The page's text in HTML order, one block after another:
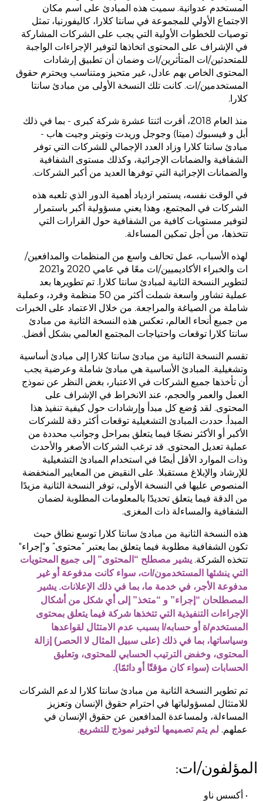
Clara
Principles
Open
Letter
Mark
Zuckerberg
المستخدم عدوانية. سميت هذه المبادئ على اسم مكان
الاجتماع الأولي للمجموعة في سانتا كلارا، كاليفورنيا، تمثل
توصيات للخطوات الأولية التي يجب على الشركات المشاركة
في الإشراف على المحتوى اتخاذها لتوفير الإجراءات الواجبة
للمتحدثين/ات المتأثرين/ات وضمان أن تطبيق إرشادات
المحتوى الخاص بهم عادل، غير متحيز ومتناسب ويحترم حقوق
المستخدمين/ات. كانت تلك النسخة الأولى من مبادئ سانتا
كلارا.
منذ العام 2018، أقرت اثنتا عشرة شركة كبرى - بما في ذلك
أبل و فيسبوك (ميتا) وجوجل وريدت وتويتر وجيت هاب -
مبادئ سانتا كلارا وزاد العدد الإجمالي للشركات التي توفر
الشفافية والضمانات الإجرائية، وكذلك مستوى الشفافية
والضمانات الإجرائية التي توفرها العديد من أكبر الشركات.
في الوقت نفسه، يستمر ازدياد أهمية الدور الذي تلعبه هذه
الشركات في المجتمع، وهذا يعني مسؤولية أكبر باستمرار
لتوفير مستويات كافية من الشفافية حول القرارات التي
تتخذها، من أجل تمكين المساءلة.
لهذه الأسباب، عمل تحالف واسع من المنظمات والمدافعين/
ات والخبراء الأكاديميين/ات معًا في عامي 2020 و2021
لتطوير النسخة الثانية لمبادئ سانتا كلارا. تم تطويرها بعد
عملية تشاور واسعة شملت أكثر من 50 منظمة وفرد، وعملية
شاملة من الصياغة والمراجعة. من خلال الاعتماد على الخبرات
من جميع أنحاء العالم، تعكس هذه النسخة الثانية من مبادئ
سانتا كلارا توقعات واحتياجات المجتمع العالمي بشكل أفضل.
تقسم النسخة الثانية من مبادئ سانتا كلارا إلى مبادئ أساسية
وتشغيلية. المبادئ الأساسية هي مبادئ شاملة وعرضية يجب
أن تأخذها جميع الشركات في الاعتبار، بغض النظر عن نموذج
العمل والعمر والحجم، عند الانخراط في الإشراف على
المحتوى. لقد وُضع كل مبدأ وإرشادات حول كيفية تنفيذ هذا
المبدأ. حددت المبادئ التشغيلية توقعات أكثر دقة للشركات
الأكبر أو الأكثر نضجًا فيما يتعلق بمراحل وجوانب محددة من
عملية تعديل المحتوى. قد ترغب الشركات الأصغر والأحدث
وذات الموارد الأقل أيضًا في استخدام المبادئ التشغيلية
للإرشاد والإبلاغ مستقبلا. على النقيض من المعايير المنخفضة
المنصوص عليها في النسخة الأولى، توفر النسخة الثانية مزيدًا
من الدقة فيما يتعلق تحديدًا بالمعلومات المطلوبة لضمان
الشفافية والمساءلة ذات المغزى.
هذه النسخة الثانية من مبادئ سانتا كلارا توسع نطاق حيث
تكون الشفافية مطلوبة فيما يتعلق بما يعتبر “محتوى” و"إجراء"
تتخذه الشركة.يشير مصطلح “المحتوى” إلى جميع المحتويات
التي ينشئها المستخدمون/ات، سواء كانت مدفوعة أو غير
مدفوعة الأجر، في خدمة ما، بما في ذلك الإعلانات. يشير
المصطلحان “إجراء” و “متخذ” إلى أي شكل من أشكال
الإجراءات التنفيذية التي تتخذها شركة فيما يتعلق بمحتوى
المستخدم/ة أو حسابه/ا بسبب عدم الامتثال لقواعدها
وسياساتها، بما في ذلك (على سبيل المثال لا الحصر) إزالة
المحتوى، وخفض الترتيب الحسابي للمحتوى، وتعليق
الحسابات (سواء كان مؤقتًا أو دائمًا).
تم تطوير النسخة الثانية من مبادئ سانتا كلارا لدعم الشركات
للامتثال لمسؤولياتها في احترام حقوق الإنسان وتعزيز
المساءلة، ولمساعدة المدافعين عن حقوق الإنسان في
عملهم. لم يتم تصميمها لتوفير نموذج للتشريع.
المؤلفون/ات:
• أكسس ناو